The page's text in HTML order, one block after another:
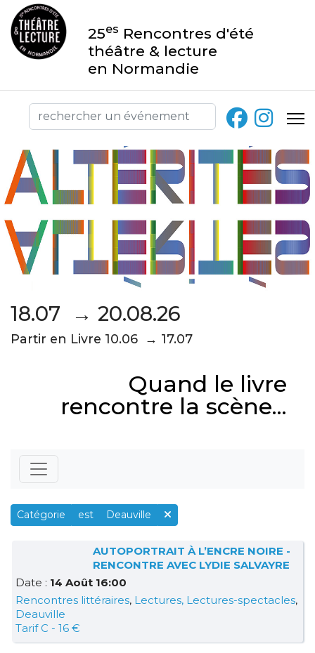
25es Rencontres d'été
théâtre & lecture
en Normandie
18.07 → 20.08.26
Partir en Livre 10.06 → 17.07
Quand le livre
rencontre la scène...
Catégorie est Deauville
AUTOPORTRAIT À L’ENCRE NOIRE -
RENCONTRE AVEC LYDIE SALVAYRE
Date : 14 Août 16:00
Rencontres littéraires, Lectures, Lectures-spectacles,
Deauville
Tarif C - 16 €